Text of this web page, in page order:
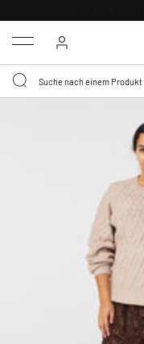
Menu